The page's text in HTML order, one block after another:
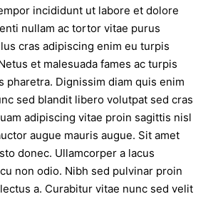
incididunt ut labore et dolore
nullam ac tortor vitae purus
cras adipiscing enim eu turpis
et malesuada fames ac turpis
pharetra. Dignissim diam quis enim
sed blandit libero volutpat sed cras
adipiscing vitae proin sagittis nisl
augue mauris augue. Sit amet
donec. Ullamcorper a lacus
non odio. Nibh sed pulvinar proin
a. Curabitur vitae nunc sed velit